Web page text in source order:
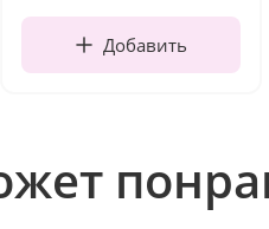
Добавить